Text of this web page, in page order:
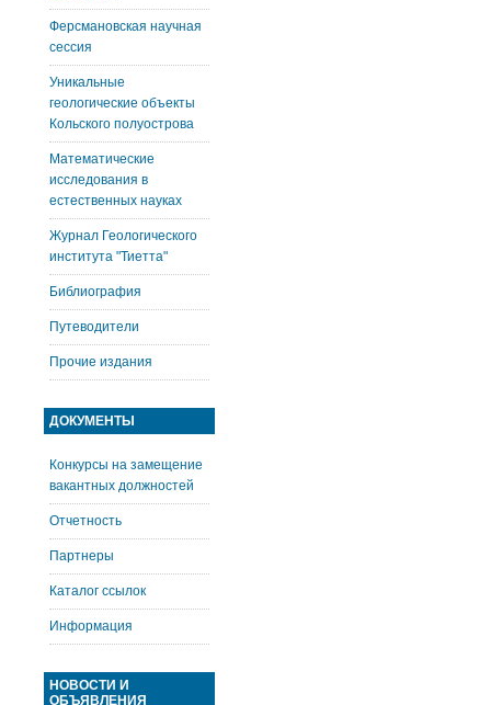
Ферсмановская научная
сессия
Уникальные
геологические объекты
Кольского полуострова
Математические
исследования в
естественных науках
Журнал Геологического
института "Тиетта"
Библиография
Путеводители
Прочие издания
ДОКУМЕНТЫ
Конкурсы на замещение
вакантных должностей
Отчетность
Партнеры
Каталог ссылок
Информация
НОВОСТИ И
ОБЪЯВЛЕНИЯ